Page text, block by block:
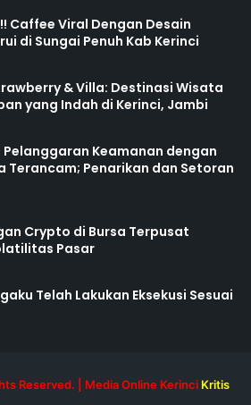
Caffee Viral Dengan Desain
di Sungai Penuh Kab Kerinci
& Villa: Destinasi Wisata
yang Indah di Kerinci, Jambi
Keamanan dengan
Terancam; Penarikan dan Setoran
Crypto di Bursa Terpusat
Pasar
Telah Lakukan Eksekusi Sesuai
Reserved. | Media Online Kerinci Kritis